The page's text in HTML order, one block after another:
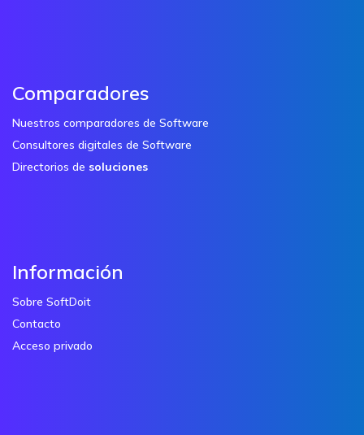
Comparadores
Nuestros comparadores de Software
Consultores digitales de Software
Directorios de soluciones
Información
Sobre SoftDoit
Contacto
Acceso privado